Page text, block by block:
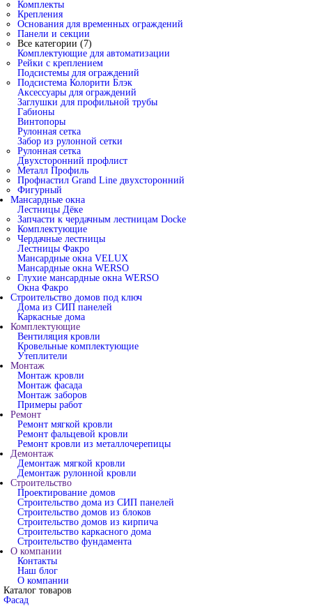
Комплекты
Крепления
Основания для временных ограждений
Панели и секции
Все категории (7)
Комплектующие для автоматизации
Рейки с креплением
Подсистемы для ограждений
Подсистема Колорити Блэк
Аксессуары для ограждений
Заглушки для профильной трубы
Габионы
Винтопоры
Рулонная сетка
Забор из рулонной сетки
Рулонная сетка
Двухсторонний профлист
Металл Профиль
Профнастил Grand Line двухсторонний
Фигурный
Мансардные окна
Лестницы Дёке
Запчасти к чердачным лестницам Docke
Комплектующие
Чердачные лестницы
Лестницы Факро
Мансардные окна VELUX
Мансардные окна WERSO
Глухие мансардные окна WERSO
Окна Факро
Строительство домов под ключ
Дома из СИП панелей
Каркасные дома
Комплектующие
Вентиляция кровли
Кровельные комплектующие
Утеплители
Монтаж
Монтаж кровли
Монтаж фасада
Монтаж заборов
Примеры работ
Ремонт
Ремонт мягкой кровли
Ремонт фальцевой кровли
Ремонт кровли из металлочерепицы
Демонтаж
Демонтаж мягкой кровли
Демонтаж рулонной кровли
Строительство
Проектирование домов
Строительство дома из СИП панелей
Строительство домов из блоков
Строительство домов из кирпича
Строительство каркасного дома
Строительство фундамента
О компании
Контакты
Наш блог
О компании
Каталог товаров
Фасад